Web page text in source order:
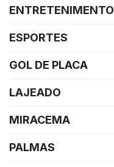
ENTRETENIMENTO
ESPORTES
GOL DE PLACA
LAJEADO
MIRACEMA
PALMAS